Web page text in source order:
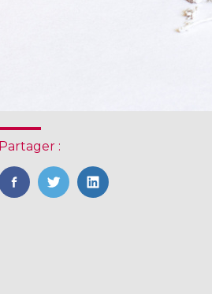
Partager :
FaceBook
TwitterLinkedIn